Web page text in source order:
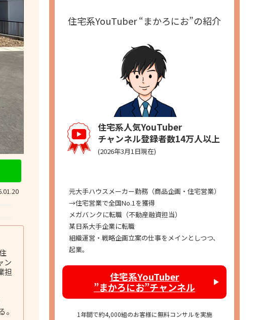
ン
担
住宅系YouTuber “まかろにお”の紹介
住宅系人気YouTuber
チャンネル登録者数14万人以上
(2026年3月1日現在)
元大手ハウスメーカー勤務（商品企画・住宅営業）
→住宅営業で全国No.1を獲得
メガバンクに転職（不動産融資担当）
某日系大手企業に転職
組織運営・戦略企画立案の仕事をメインとしつつ、
起業。
住宅系YouTuber
”まかろにお”チャンネル
1年間で約4,000組のお客様に無料コンサルを実施